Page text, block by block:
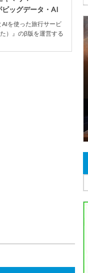
ッグデータ・AI
AIを使った旅行サービ
）』のβ版を運営する